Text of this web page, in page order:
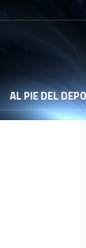
AL PIE DEL